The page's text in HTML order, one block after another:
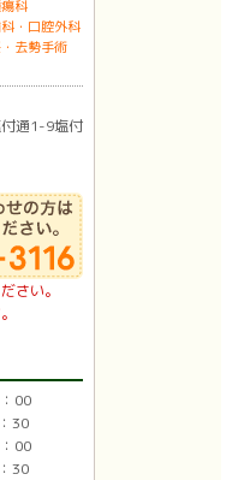
科
・口腔外科
去勢手術
通1-9塩付
さい。
00
00